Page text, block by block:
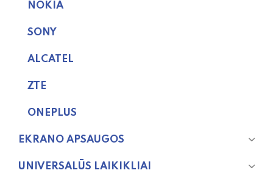
NOKIA
SONY
ALCATEL
ZTE
ONEPLUS
EKRANO APSAUGOS
UNIVERSALŪS LAIKIKLIAI